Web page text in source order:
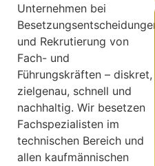
Unternehmen bei
Besetzungsentscheidungen
und Rekrutierung von
Fach- und
Führungskräften – diskret,
zielgenau, schnell und
nachhaltig. Wir besetzen
Fachspezialisten im
technischen Bereich und
allen kaufmännischen